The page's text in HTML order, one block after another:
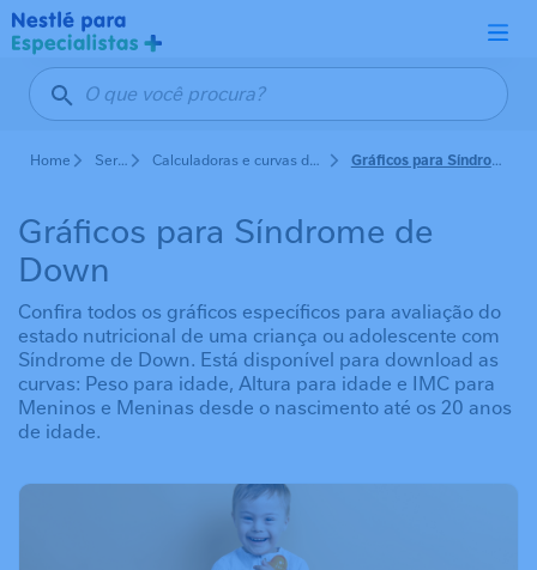
Pular para o conteúdo principal
Home Serviços Calculadoras e curvas de crescimento Gráficos para Síndrome de Down
Gráficos para Síndrome de
Down
Confira todos os gráficos específicos para avaliação do
estado nutricional de uma criança ou adolescente com
Síndrome de Down. Está disponível para download as
curvas: Peso para idade, Altura para idade e IMC para
Meninos e Meninas desde o nascimento até os 20 anos
de idade.